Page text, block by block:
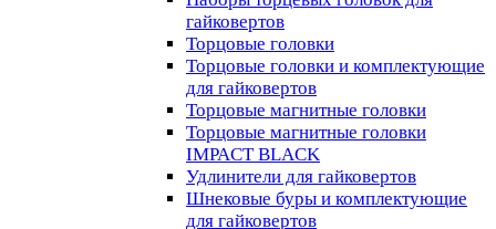
гайковертов
Торцовые головки
Торцовые головки и комплектующие
для гайковертов
Торцовые магнитные головки
Торцовые магнитные головки
IMPACT BLACK
Удлинители для гайковертов
Шнековые буры и комплектующие
для гайковертов